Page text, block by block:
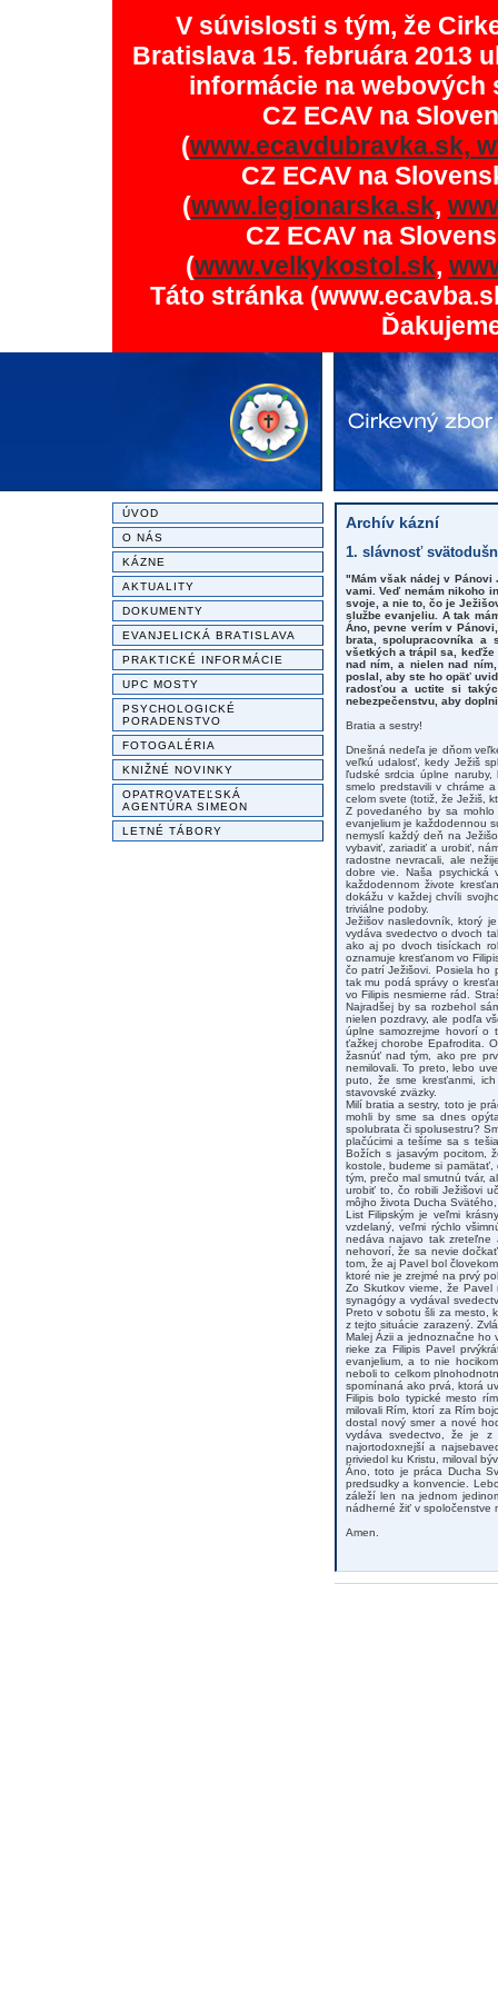
V súvislosti s tým, že
Bratislava 15. februára 2013
informácie na
CZ ECAV na
(www.ecavdubravka.sk,
CZ ECAV na
(www.legionarska.sk,
CZ ECAV na
(www.velkykostol.sk,
Táto stránka
ÚVOD
O NÁS
KÁZNE
AKTUALITY
DOKUMENTY
EVANJELICKÁ BRATISLAVA
PRAKTICKÉ INFORMÁCIE
UPC MOSTY
PSYCHOLOGICKÉ
PORADENSTVO
FOTOGALÉRIA
KNIŽNÉ NOVINKY
OPATROVATEĽSKÁ
AGENTÚRA SIMEON
LETNÉ TÁBORY
Archív kázní
1. slávnosť
"Mám však nádej v
vami. Veď nemám nikoho
svoje, a nie to, čo je
službe evanjeliu. A tak
Áno, pevne verím v
brata, spolupracovníka a
všetkých a trápil sa,
nad ním, a nielen nad
poslal, aby ste ho opäť
radosťou a uctite si
nebezpečenstvu, aby
Bratia a sestry!
Dnešná nedeľa je dňom
veľkú udalosť, kedy Ježiš
ľudské srdcia úplne
smelo predstavili v chráme
celom svete (totiž, že Ježiš,
Z povedaného by sa
evanjelium je každodennou
nemyslí každý deň na
vybaviť, zariadiť a urobiť,
radostne nevracali, ale
dobre vie. Naša
každodennom živote
dokážu v každej chvíli
triviálne podoby.
Ježišov nasledovník, ktorý
vydáva svedectvo o dvoch
ako aj po dvoch tisíckach
oznamuje kresťanom vo
čo patrí Ježišovi. Posiela ho
tak mu podá správy o
vo Filipis nesmierne rád.
Najradšej by sa rozbehol
nielen pozdravy, ale podľa
úplne samozrejme hovorí o
ťažkej chorobe Epafrodita.
žasnúť nad tým, ako pre
nemilovali. To preto, lebo
puto, že sme kresťanmi,
stavovské zväzky.
Milí bratia a sestry, toto je
mohli by sme sa dnes
spolubrata či spolusestru?
plačúcimi a tešíme sa s
Božích s jasavým pocitom,
kostole, budeme si
tým, prečo mal smutnú tvár,
urobiť to, čo robili Ježišovi
môjho života Ducha
List Filipským je veľmi
vzdelaný, veľmi rýchlo
nedáva najavo tak
nehovorí, že sa nevie
tom, že aj Pavel bol
ktoré nie je zrejmé na prvý
Zo Skutkov vieme, že Pavel
synagógy a vydával
Preto v sobotu šli za mesto,
z tejto situácie zarazený.
Malej Ázii a jednoznačne ho
rieke za Filipis Pavel
evanjelium, a to nie
neboli to celkom
spomínaná ako prvá, ktorá
Filipis bolo typické mesto
milovali Rím, ktorí za Rím
dostal nový smer a nové
vydáva svedectvo, že je z
najortodoxnejší a
priviedol ku Kristu, miloval
Áno, toto je práca Ducha
predsudky a konvencie.
záleží len na jednom
nádherné žiť v spoločenstve
Amen.